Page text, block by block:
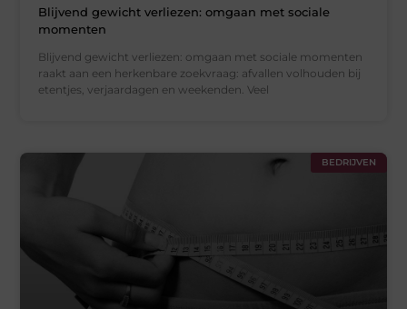
Blijvend gewicht verliezen: omgaan met sociale
momenten
Blijvend gewicht verliezen: omgaan met sociale momenten
raakt aan een herkenbare zoekvraag: afvallen volhouden bij
etentjes, verjaardagen en weekenden. Veel
BEDRIJVEN